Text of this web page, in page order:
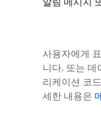
알림 메시지
사용자에게
니다. 또는 데
리케이션 코
세한 내용은